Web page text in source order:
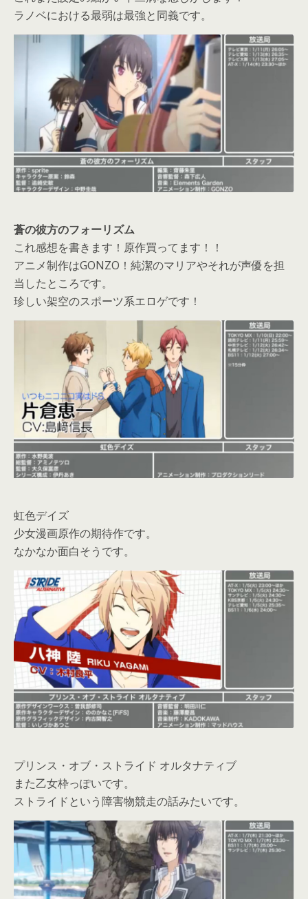
ラノベにおける最弱は最強と同義です。
蒼の彼方のフォーリズム
これ感想を書きます！原作買ってます！！
アニメ制作はGONZO！純潔のマリアやそれが声優を担
当したところです。
珍しい架空のスポーツ系エロゲです！
虹色デイズ
少女漫画原作の期待作です。
なかなか面白そうです。
プリンス・オブ・ストライド オルタナティブ
また乙女枠っぽいです。
ストライドという障害物競走の話みたいです。